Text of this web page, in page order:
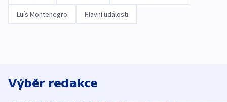
Luís Montenegro Hlavní události
Výběr redakce